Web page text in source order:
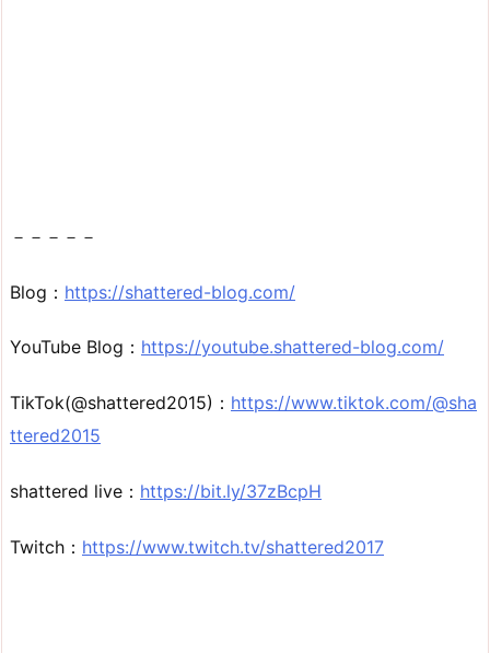
－－－－－
Blog： https://shattered-blog.com/
YouTube Blog： https://youtube.shattered-blog.com/
TikTok(@shattered2015)： https://www.tiktok.com/@sha
ttered2015
shattered live： https://bit.ly/37zBcpH
Twitch： https://www.twitch.tv/shattered2017